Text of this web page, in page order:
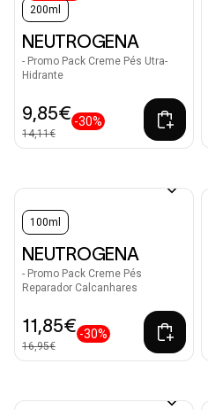
200ml
NEUTROGENA
- Promo Pack Creme Pés Utra-
Hidrante
9,85€
14,11€
-30%
100ml
NEUTROGENA
- Promo Pack Creme Pés
Reparador Calcanhares
11,85€
16,95€
-30%